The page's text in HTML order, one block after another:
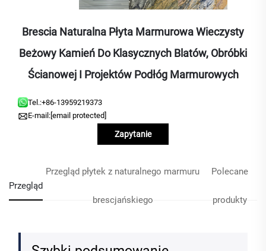
Brescia Naturalna Płyta Marmurowa Wieczysty
Beżowy Kamień Do Klasycznych Blatów, Obróbki
Ścianowej I Projektów Podłóg Marmurowych
Tel.:+86-13959219373
E-mail:[email protected]
Zapytanie
Przegląd
Przegląd płytek z naturalnego marmuru
brescjańskiego
Polecane
produkty